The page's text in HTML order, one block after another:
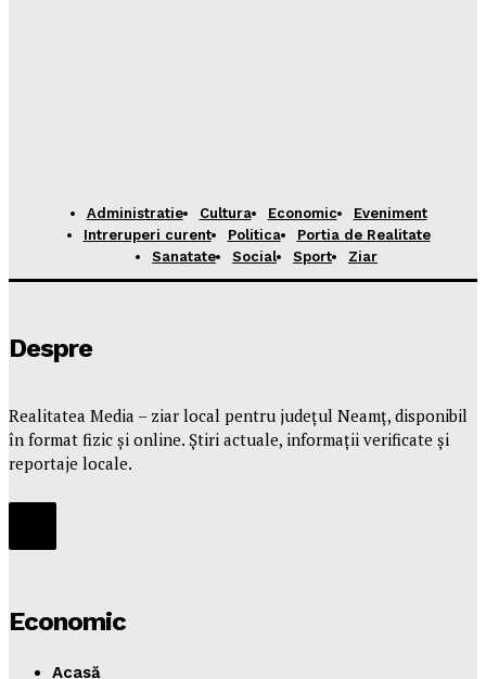
Administratie Cultura Economic
Eveniment
Intreruperi curent
Politica
Portia de Realitate
Sanatate
Social Sport Ziar
Despre
Realitatea Media – ziar local pentru județul Neamț, disponibil
în format fizic și online. Știri actuale, informații verificate și
reportaje locale.
Economic
Acasă